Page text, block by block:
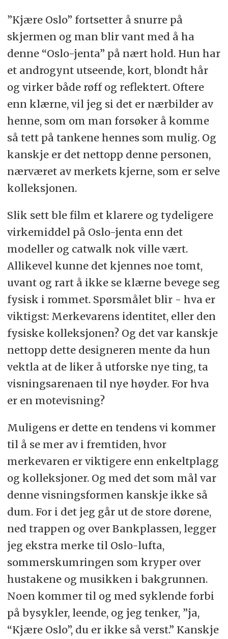
”Kjære Oslo” fortsetter å snurre på
skjermen og man blir vant med å ha
denne “Oslo-jenta” på nært hold. Hun har
et androgynt utseende, kort, blondt hår
og virker både røff og reflektert. Oftere
enn klærne, vil jeg si det er nærbilder av
henne, som om man forsøker å komme
så tett på tankene hennes som mulig. Og
kanskje er det nettopp denne personen,
nærværet av merkets kjerne, som er selve
kolleksjonen.
Slik sett ble film et klarere og tydeligere
virkemiddel på Oslo-jenta enn det
modeller og catwalk nok ville vært.
Allikevel kunne det kjennes noe tomt,
uvant og rart å ikke se klærne bevege seg
fysisk i rommet. Spørsmålet blir - hva er
viktigst: Merkevarens identitet, eller den
fysiske kolleksjonen? Og det var kanskje
nettopp dette designeren mente da hun
vektla at de liker å utforske nye ting, ta
visningsarenaen til nye høyder. For hva
er en motevisning?
Muligens er dette en tendens vi kommer
til å se mer av i fremtiden, hvor
merkevaren er viktigere enn enkeltplagg
og kolleksjoner. Og med det som mål var
denne visningsformen kanskje ikke så
dum. For i det jeg går ut de store dørene,
ned trappen og over Bankplassen, legger
jeg ekstra merke til Oslo-lufta,
sommerskumringen som kryper over
hustakene og musikken i bakgrunnen.
Noen kommer til og med syklende forbi
på bysykler, leende, og jeg tenker, ”ja,
“Kjære Oslo”, du er ikke så verst.” Kanskje